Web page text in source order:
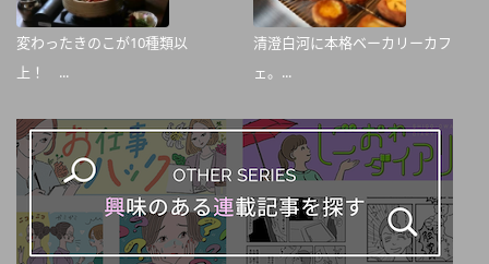
変わったきのこが10種類以
上！ ...
清澄白河に本格ベーカリーカフ
ェ。...